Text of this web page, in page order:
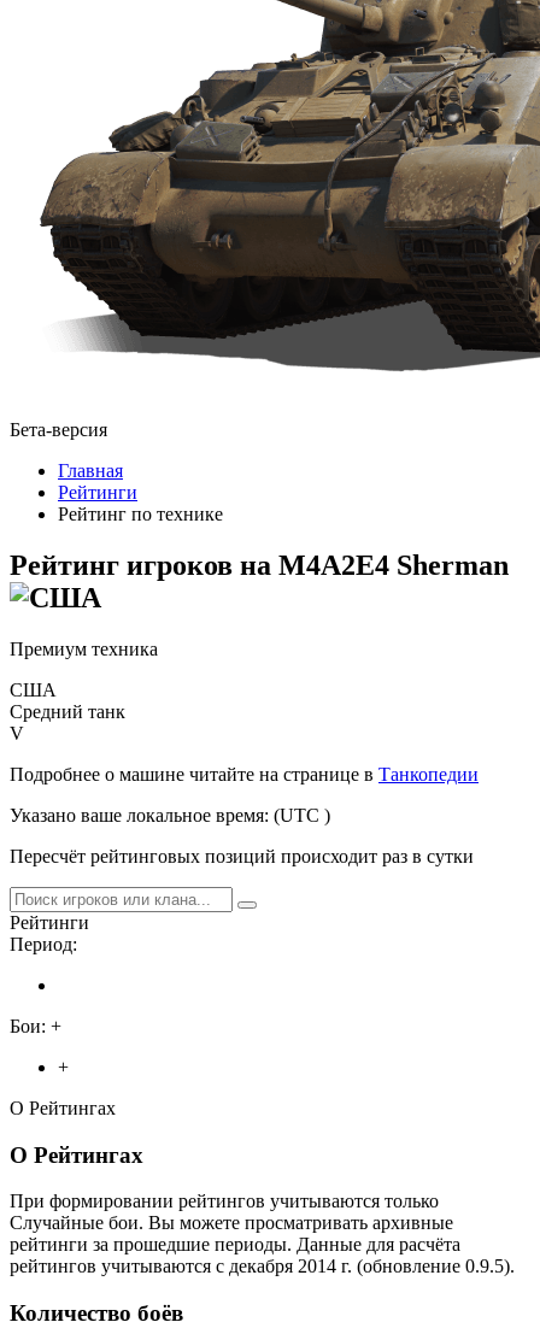
Бета-версия
Главная
Рейтинги
Рейтинг по технике
Рейтинг игроков на M4A2E4 Sherman
Премиум техника
США
Средний танк
V
Подробнее о машине читайте на странице в Танкопедии
Указано ваше локальное время: (UTC )
Пересчёт рейтинговых позиций происходит раз в сутки
Рейтинги
Период:
Бои: +
+
О Рейтингах
О Рейтингах
При формировании рейтингов учитываются только
Случайные бои. Вы можете просматривать архивные
рейтинги за прошедшие периоды. Данные для расчёта
рейтингов учитываются с декабря 2014 г. (обновление 0.9.5).
Количество боёв